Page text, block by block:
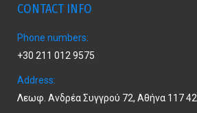
CONTACT INFO
Phone numbers:
+30 211 012 9575
Address:
Λεωφ. Ανδρέα Συγγρού 72, Αθήνα 117 42